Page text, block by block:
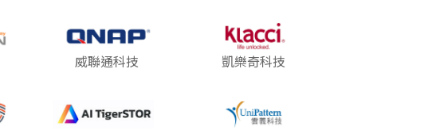
威聯通科技 凱樂奇科技